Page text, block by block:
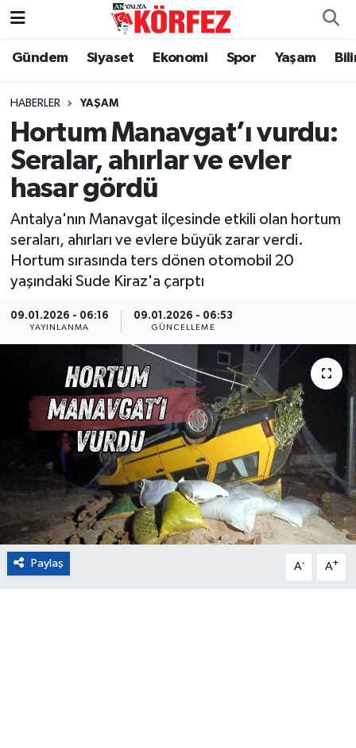
Gündem Siyaset Ekonomi Spor Yaşam
HABERLER YAŞAM
Hortum Manavgat’ı vurdu:
Seralar, ahırlar ve evler
hasar gördü
Antalya'nın Manavgat ilçesinde etkili olan hortum
seraları, ahırları ve evlere büyük zarar verdi.
Hortum sırasında ters dönen otomobil 20
yaşındaki Sude Kiraz'a çarptı
09.01.2026 - 06:16
YAYINLANMA
09.01.2026 - 06:53
GÜNCELLEME
Paylaş A- A+
Gündem
Siyaset
Yerel Yönetim
Ekonomi
Spor
Yaşam
Dünya
Eğitim
Sağlık
Magazin
Turizm
Çevre
Nöbetçi Eczaneler
Hava Durumu
Trafik Durumu
Süper Lig Puan Durumu ve Fikstür
Tüm Manşetler
Son Dakika Haberleri